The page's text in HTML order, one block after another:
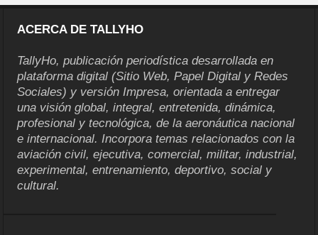
ACERCA DE TALLYHO
TallyHo, publicación periodística desarrollada en
plataforma digital (Sitio Web, Papel Digital y Redes
Sociales) y versión Impresa, orientada a entregar
una visión global, integral, entretenida, dinámica,
profesional y tecnológica, de la aeronáutica nacional
e internacional. Incorpora temas relacionados con la
aviación civil, ejecutiva, comercial, militar, industrial,
experimental, entrenamiento, deportivo, social y
cultural.